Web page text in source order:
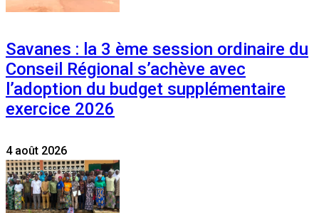
Savanes : la 3 ème session ordinaire du
Conseil Régional s’achève avec
l’adoption du budget supplémentaire
exercice 2026
4 août 2026